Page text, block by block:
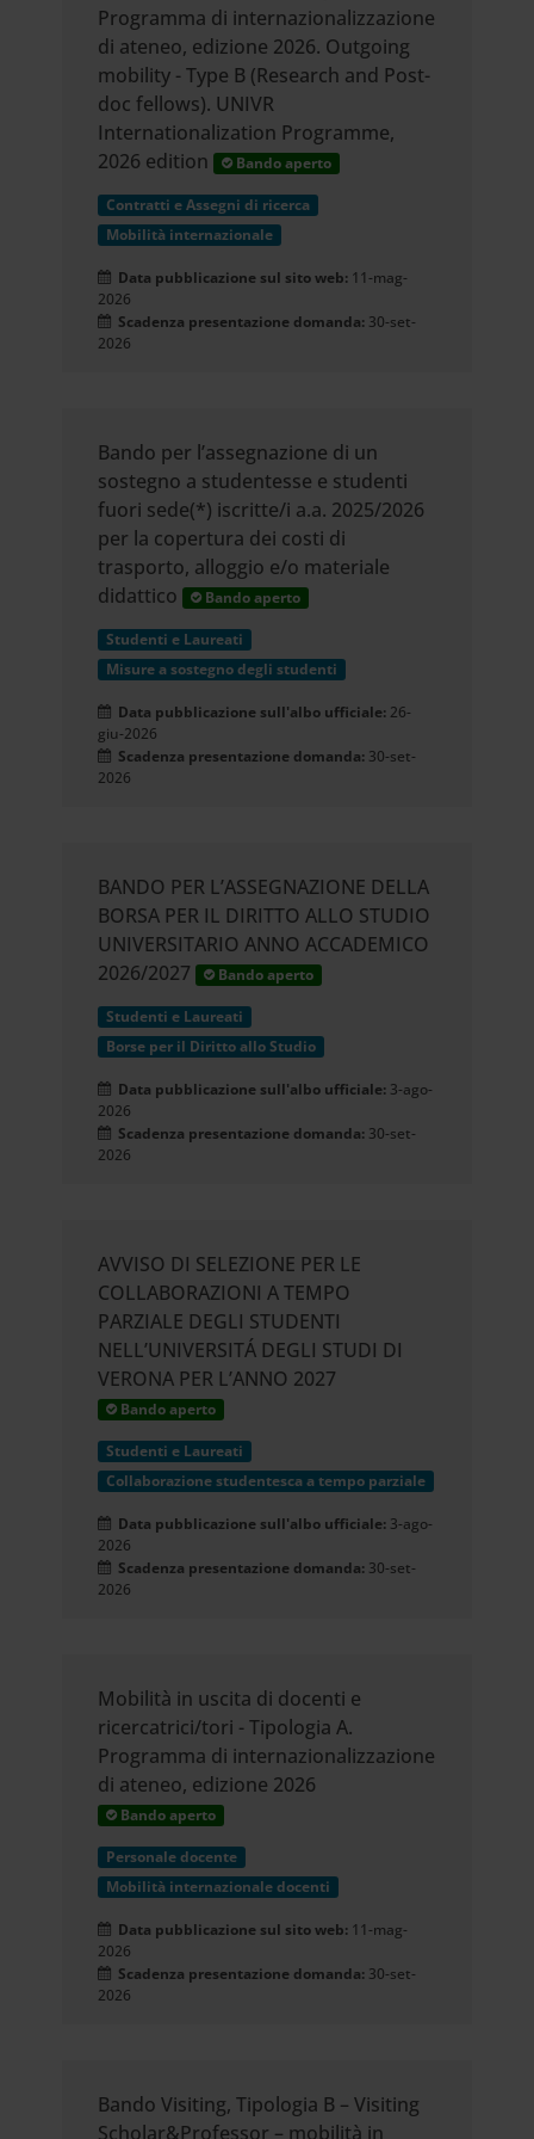
Programma di internazionalizzazione
di ateneo, edizione 2026. Outgoing
mobility - Type B (Research and Post-
doc fellows). UNIVR
Internationalization Programme,
2026 edition
Bando aperto
Contratti e Assegni di ricerca
Mobilità internazionale
Data pubblicazione sul sito web: 11-mag-
2026
Scadenza presentazione domanda: 30-set-
2026
Bando per l’assegnazione di un
sostegno a studentesse e studenti
fuori sede(*) iscritte/i a.a. 2025/2026
per la copertura dei costi di
trasporto, alloggio e/o materiale
didattico
Bando aperto
Studenti e Laureati
Misure a sostegno degli studenti
Data pubblicazione sull'albo ufficiale: 26-
giu-2026
Scadenza presentazione domanda: 30-set-
2026
BANDO PER L’ASSEGNAZIONE DELLA
BORSA PER IL DIRITTO ALLO STUDIO
UNIVERSITARIO ANNO ACCADEMICO
2026/2027
Bando aperto
Studenti e Laureati
Borse per il Diritto allo Studio
Data pubblicazione sull'albo ufficiale: 3-ago-
2026
Scadenza presentazione domanda: 30-set-
2026
AVVISO DI SELEZIONE PER LE
COLLABORAZIONI A TEMPO
PARZIALE DEGLI STUDENTI
NELL’UNIVERSITÁ DEGLI STUDI DI
VERONA PER L’ANNO 2027
Bando aperto
Studenti e Laureati
Collaborazione studentesca a tempo parziale
Data pubblicazione sull'albo ufficiale: 3-ago-
2026
Scadenza presentazione domanda: 30-set-
2026
Mobilità in uscita di docenti e
ricercatrici/tori - Tipologia A.
Programma di internazionalizzazione
di ateneo, edizione 2026
Bando aperto
Personale docente
Mobilità internazionale docenti
Data pubblicazione sul sito web: 11-mag-
2026
Scadenza presentazione domanda: 30-set-
2026
Bando Visiting, Tipologia B – Visiting
Scholar&Professor – mobilità in